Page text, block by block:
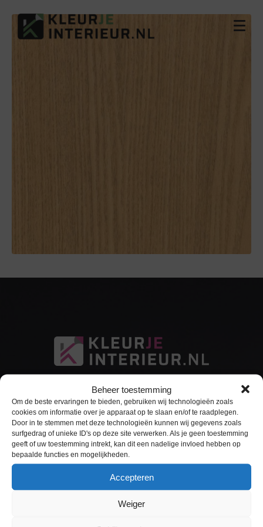
Beheer toestemming
Om de beste ervaringen te bieden, gebruiken wij technologieën zoals
cookies om informatie over je apparaat op te slaan en/of te raadplegen.
Door in te stemmen met deze technologieën kunnen wij gegevens zoals
surfgedrag of unieke ID's op deze site verwerken. Als je geen toestemming
geeft of uw toestemming intrekt, kan dit een nadelige invloed hebben op
bepaalde functies en mogelijkheden.
Accepteren
Weiger
Sitemap
Home
Interieurfolie